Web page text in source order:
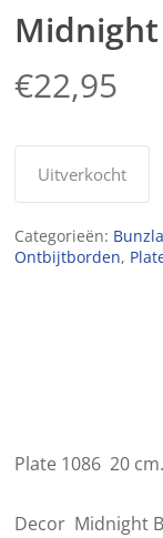
Midnight
€22,95
Uitverkocht
Categorieën:
Ontbijtborden,
Plate 1086 20
Decor Midnight